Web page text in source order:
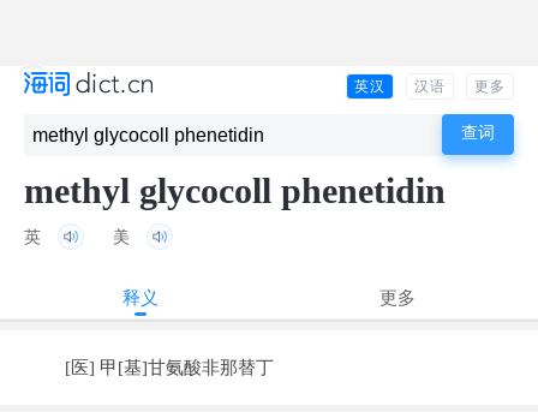
英汉 汉语 更多
methyl glycocoll phenetidin
英 美
释义 更多
[医] 甲[基]甘氨酸非那替丁